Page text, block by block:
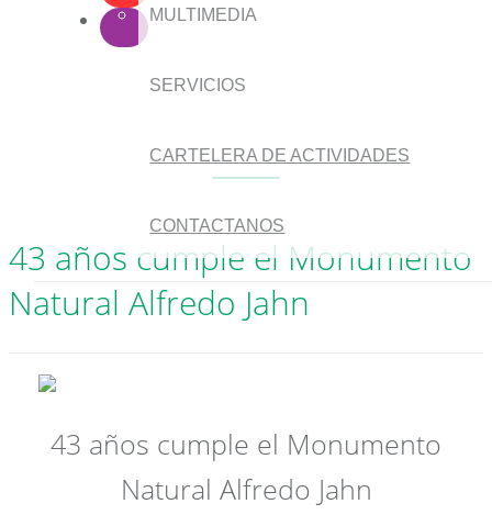
MULTIMEDIA
SERVICIOS
CARTELERA DE ACTIVIDADES
CONTACTANOS
43 años cumple el Monumento
Natural Alfredo Jahn
43 años cumple el Monumento
Natural Alfredo Jahn